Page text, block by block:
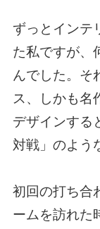
ずっとインテ
た私ですが、
んでした。そ
ス、しかも名
デザインする
対戦」のよう
初回の打ち合
ームを訪れた